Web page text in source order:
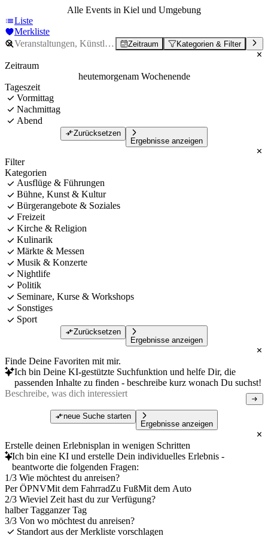
Alle Events in Kiel und Umgebung
Liste
Merkliste
Zeitraum Kategorien & Filter
Zeitraum
heutemorgenam Wochenende
Tageszeit
Vormittag
Nachmittag
Abend
Zurücksetzen
Ergebnisse anzeigen
Filter
Kategorien
Ausflüge & Führungen
Bühne, Kunst & Kultur
Bürgerangebote & Soziales
Freizeit
Kirche & Religion
Kulinarik
Märkte & Messen
Musik & Konzerte
Nightlife
Politik
Seminare, Kurse & Workshops
Sonstiges
Sport
Zurücksetzen
Ergebnisse anzeigen
Finde Deine Favoriten mit mir.
Ich bin Deine KI-gestützte Suchfunktion und helfe Dir, die
passenden Inhalte zu finden - beschreibe kurz wonach Du suchst!
neue Suche starten
Ergebnisse anzeigen
Erstelle deinen Erlebnisplan in wenigen Schritten
Ich bin eine KI und erstelle Dein individuelles Erlebnis -
beantworte die folgenden Fragen:
1/3 Wie möchtest du anreisen?
Per ÖPNVMit dem FahrradZu FußMit dem Auto
2/3 Wieviel Zeit hast du zur Verfügung?
halber Tagganzer Tag
3/3 Von wo möchtest du anreisen?
Standort aus der Merkliste vorschlagen